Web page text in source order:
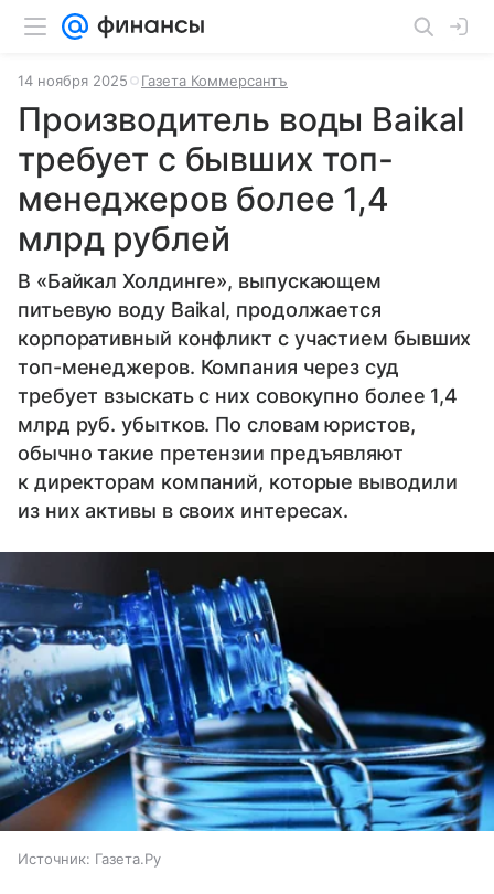
14 ноября 2025 Газета Коммерсантъ
Производитель воды Baikal
требует с бывших топ-
менеджеров более 1,4
млрд рублей
В «Байкал Холдинге», выпускающем
питьевую воду Baikal, продолжается
корпоративный конфликт с участием бывших
топ-менеджеров. Компания через суд
требует взыскать с них совокупно более 1,4
млрд руб. убытков. По словам юристов,
обычно такие претензии предъявляют
к директорам компаний, которые выводили
из них активы в своих интересах.
Источник: Газета.Ру